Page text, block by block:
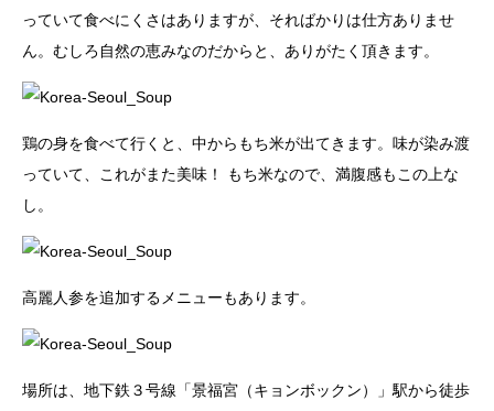
っていて食べにくさはありますが、そればかりは仕方ありませ
ん。むしろ自然の恵みなのだからと、ありがたく頂きます。
鶏の身を食べて行くと、中からもち米が出てきます。味が染み渡
っていて、これがまた美味！ もち米なので、満腹感もこの上な
し。
高麗人参を追加するメニューもあります。
場所は、地下鉄３号線「景福宮（キョンボックン）」駅から徒歩